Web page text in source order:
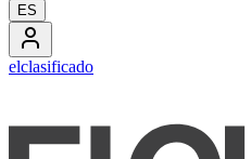
ES
elclasificado